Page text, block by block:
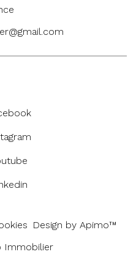
Design by Apimo™
Immobilier